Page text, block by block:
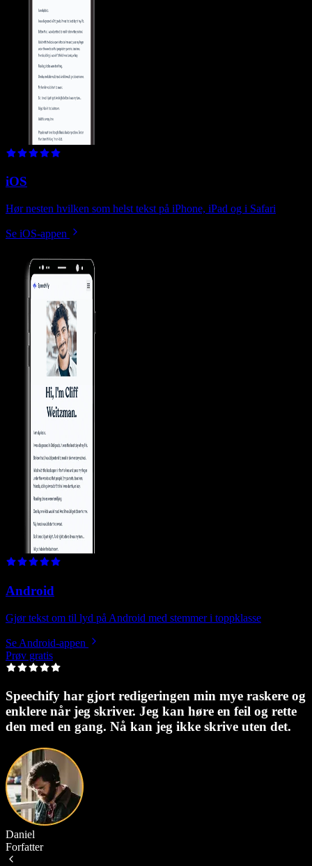
iOS
Hør nesten hvilken som helst tekst på iPhone, iPad og i Safari
Se iOS‑appen
Android
Gjør tekst om til lyd på Android med stemmer i toppklasse
Se Android‑appen
Prøv gratis
Speechify har gjort redigeringen min mye raskere og
enklere når jeg skriver. Jeg kan høre en feil og rette
den med en gang. Nå kan jeg ikke skrive uten det.
Daniel
Forfatter